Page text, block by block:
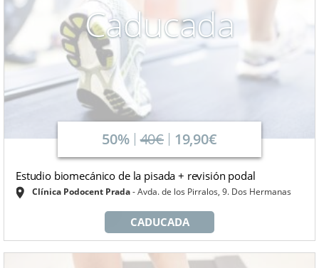
Caducada
50% 40€ 19,90€
Estudio biomecánico de la pisada + revisión podal
Clínica Podocent Prada Avda. de los Pirralos, 9. Dos Hermanas
CADUCADA